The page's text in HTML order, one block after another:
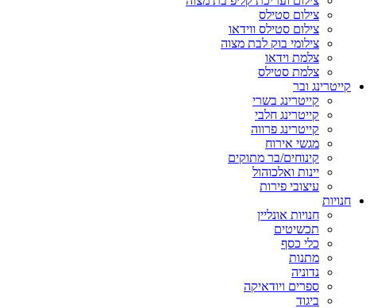
צילום סטילס
צילום סטילס ווידאו
צילומי בוק לבת מצוה
צלמת וידאו
צלמת סטילס
קייטרינג ובר
קייטרינג בשרי
קייטרינג חלבי
קייטרינג פרווה
מגשי אירוח
קינוחים/בר מתוקים
יינות ואלכוהול
עיצובי פירות
חנויות
חנויות אונליין
תכשיטים
כלי כסף
מתנות
נדוניה
ספרים ויודאיקה
ביגוד